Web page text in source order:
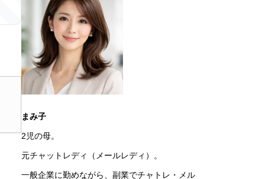
まみ子
2児の母。
元チャットレディ（メールレディ）。
一般企業に勤めながら、副業でチャトレ・メル